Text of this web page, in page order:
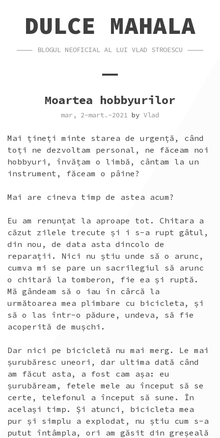
CONTENTDULCE MAHALA
BLOGUL NEOFICIAL AL LUI VLAD STROESCU
Moartea hobbyurilor
mar, 2-mart.-2021 by Vlad
Mai țineți minte starea de urgență, când
toți ne dezvoltam personal, ne făceam noi
hobbyuri, învățam o limbă, cântam la un
instrument, făceam o pâine?
Mai are cineva timp de astea acum?
Eu am renunțat la aproape tot. Chitara a
căzut zilele trecute și i s-a rupt gâtul,
din nou, de data asta dincolo de
reparații. Nici nu știu unde să o arunc,
cumva mi se pare un sacrilegiul să arunc
o chitară la tomberon, fie ea și ruptă.
Mă gândeam să o iau în cârcă la
următoarea mea plimbare cu bicicleta, și
să o las într-o pădure, undeva, să fie
acoperită de mușchi.
Dar nici pe bicicletă nu mai merg. Le mai
șurubăresc uneori, dar ultima dată când
am făcut asta, a fost cam așa: eu
șurubăream, fetele mele au început să se
certe, telefonul a început să sune. În
același timp. Și atunci, bicicleta mea
pur și simplu a explodat, nu știu cum s-a
putut întâmpla, ori am găsit din greșeală